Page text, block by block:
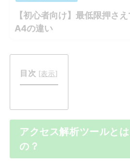
【初心者向け】最低限押さ
A4の違い
目次 [表示]
アクセス解析ツールと
の？